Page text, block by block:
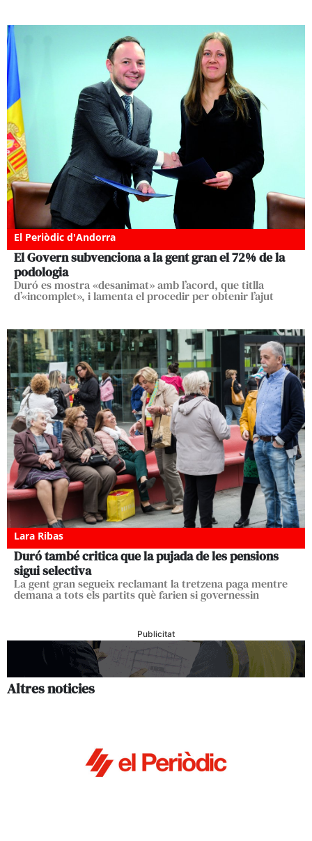
El Periòdic d'Andorra
El Govern subvenciona a la gent gran el 72% de la
podologia
Duró es mostra «desanimat» amb l’acord, que titlla
d’«incomplet», i lamenta el procedir per obtenir l’ajut
Lara Ribas
Duró també critica que la pujada de les pensions
sigui selectiva
La gent gran segueix reclamant la tretzena paga mentre
demana a tots els partits què farien si governessin
Publicitat
Altres noticies